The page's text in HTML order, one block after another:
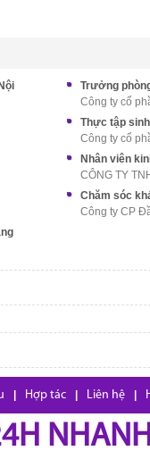
Trưởng
Công ty cổ
Thực tập
Công ty cổ
Nhân viên
CÔNG TY
Chăm sóc
Công ty CP
Hợp tác Liên hệ